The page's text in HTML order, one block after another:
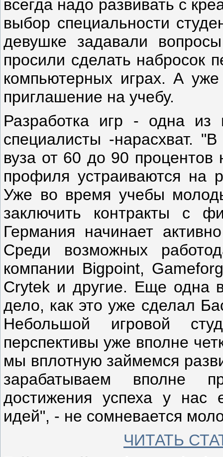
всегда надо развивать с
выбор специальности
девушке задавали
просили сделать
компьютерных играх. А
приглашение на учебу.
Разработка игр - одна из
специалисты -нарасхват.
вуза от 60 до 90 процентов
профиля устраиваются на
Уже во время учебы
заключить контракты с
Германия начинает
Среди возможных
компании Bigpoint,
Crytek и другие. Еще одна
дело, как это уже сделал
Небольшой игровой
перспективы уже вполне
мы вплотную займемся
зарабатываем вполне
достижения успеха у нас
идей", - не сомневается
ЧИТАТЬ